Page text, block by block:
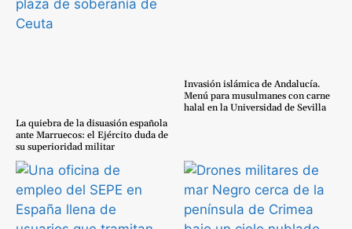
La quiebra de la disuasión española
ante Marruecos: el Ejército duda de
su superioridad militar
Invasión islámica de Andalucía.
Menú para musulmanes con carne
halal en la Universidad de Sevilla